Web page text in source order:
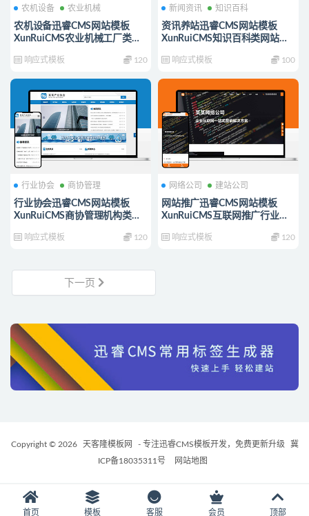
农机设备 农业机械
农机设备迅睿CMS网站模板
XunRuiCMS农业机械工厂类网
响应式模板 120
新闻资讯 知识百科
资讯养站迅睿CMS网站模板
XunRuiCMS知识百科类网站源
响应式模板 100
行业协会 商协管理
行业协会迅睿CMS网站模板
XunRuiCMS商协管理机构类网
响应式模板 120
网络公司 建站公司
网站推广迅睿CMS网站模板
XunRuiCMS互联网推广行业网
响应式模板 120
下一页
Copyright © 2026 天客隆模板网 - 专注迅睿CMS模板开发，免费更新升级
冀
ICP备18035311号
网站地图
首页 模板 客服 会员 顶部